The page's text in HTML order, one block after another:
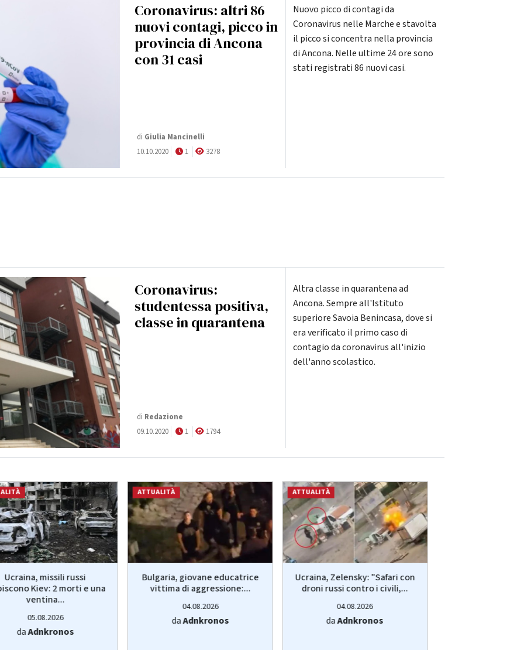
Coronavirus: altri 86
nuovi contagi, picco in
provincia di Ancona
con 31 casi
di Giulia Mancinelli
10.10.2020
1 3278
Nuovo picco di contagi da
Coronavirus nelle Marche e stavolta
il picco si concentra nella provincia
di Ancona. Nelle ultime 24 ore sono
stati registrati 86 nuovi casi.
Coronavirus:
studentessa positiva,
classe in quarantena
di Redazione
09.10.2020
1 1794
Altra classe in quarantena ad
Ancona. Sempre all'Istituto
superiore Savoia Benincasa, dove si
era verificato il primo caso di
contagio da coronavirus all'inizio
dell'anno scolastico.
Ucraina, missili russi
Kiev: 2 morti e una
ventina...
05.08.2026
daAdnkronos
ATTUALITÀ
Bulgaria, giovane educatrice
vittima di aggressione:...
04.08.2026
daAdnkronos
ATTUALITÀ
Ucraina, Zelensky: "Safari con
droni russi contro i civili,...
04.08.2026
daAdnkronos